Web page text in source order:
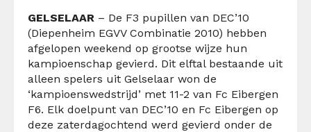
GELSELAAR – De F3 pupillen van DEC’10
(Diepenheim EGVV Combinatie 2010) hebben
afgelopen weekend op grootse wijze hun
kampioenschap gevierd. Dit elftal bestaande uit
alleen spelers uit Gelselaar won de
‘kampioenswedstrijd’ met 11-2 van Fc Eibergen
F6. Elk doelpunt van DEC’10 en Fc Eibergen op
deze zaterdagochtend werd gevierd onder de